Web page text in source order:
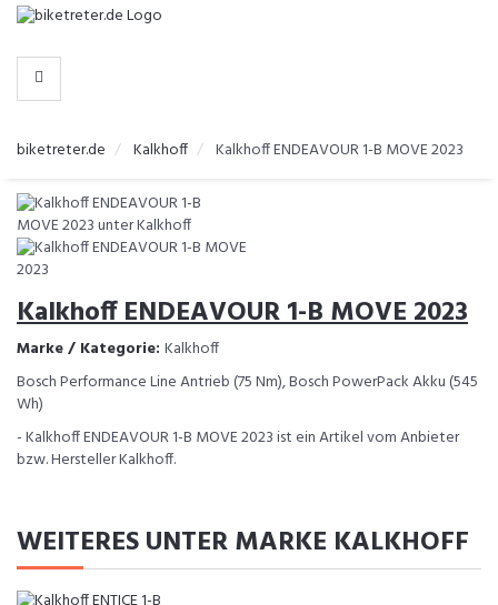
-
HERSTELLER
biketreter.de Kalkhoff Kalkhoff ENDEAVOUR 1-B MOVE 2023
Kalkhoff ENDEAVOUR 1-B MOVE 2023
Marke / Kategorie: Kalkhoff
Bosch Performance Line Antrieb (75 Nm), Bosch PowerPack Akku (545
Wh)
- Kalkhoff ENDEAVOUR 1-B MOVE 2023 ist ein Artikel vom Anbieter
bzw. Hersteller Kalkhoff.
WEITERES UNTER MARKE KALKHOFF